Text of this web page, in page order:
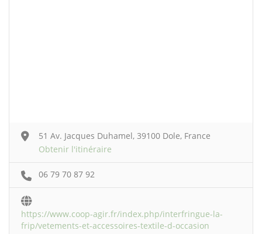
51 Av. Jacques Duhamel, 39100 Dole, France
Obtenir l'itinéraire
06 79 70 87 92
https://www.coop-agir.fr/index.php/interfringue-la-
frip/vetements-et-accessoires-textile-d-occasion